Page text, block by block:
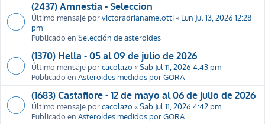
(2437) Amnestia - Seleccion
Último mensaje porvictoradrianamelotti« Lun Jul 13, 2026 12:28
pm
Publicado en Selección de asteroides
(1370) Hella - 05 al 09 de julio de 2026
Último mensaje porcacolazo «Sab Jul 11, 2026 4:43 pm
Publicado en Asteroides medidos por GORA
(1683) Castafiore - 12 de mayo al 06 de julio de 2026
Último mensaje porcacolazo «Sab Jul 11, 2026 4:42 pm
Publicado en Asteroides medidos por GORA